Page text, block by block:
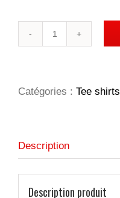
Catégories : Tee shirts
Description
Description produit